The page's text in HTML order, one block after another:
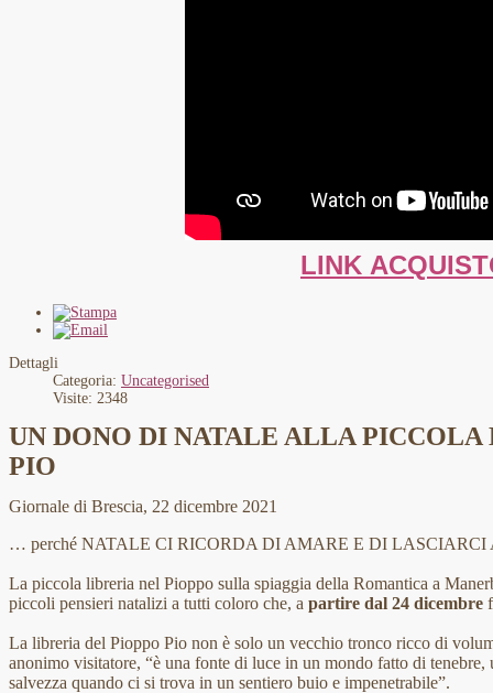
LINK
Dettagli
Categoria: Uncategorised
Visite: 2348
UN DONO DI NATALE ALLA
PIO
Giornale di Brescia, 22 dicembre 2021
… perché NATALE CI RICORDA DI AMARE E DI LASCIARCI
La piccola libreria nel Pioppo sulla spiaggia della Romantica a
piccoli pensieri natalizi a tutti coloro che, a partire dal 24 dicembre
La libreria del Pioppo Pio non è solo un vecchio tronco ricco di
anonimo visitatore, “è una fonte di luce in un mondo fatto di
salvezza quando ci si trova in un sentiero buio e impenetrabile”.